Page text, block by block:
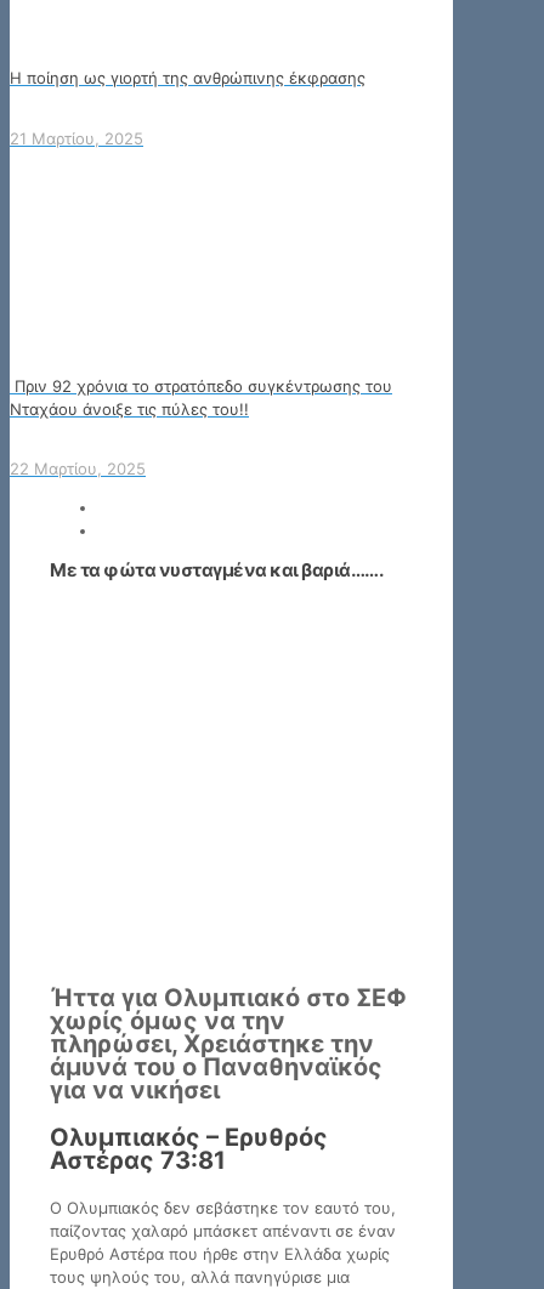
Η ποίηση ως γιορτή της ανθρώπινης έκφρασης
21 Μαρτίου, 2025
Πριν 92 χρόνια το στρατόπεδο συγκέντρωσης του
Νταχάου άνοιξε τις πύλες του!!
22 Μαρτίου, 2025
Με τα φώτα νυσταγμένα και βαριά…….
Ήττα για Ολυμπιακό στο ΣΕΦ
χωρίς όμως να την
πληρώσει, Χρειάστηκε την
άμυνά του ο Παναθηναϊκός
για να νικήσει
Ολυμπιακός – Ερυθρός
Αστέρας 73:81
Ο Ολυμπιακός δεν σεβάστηκε τον εαυτό του,
παίζοντας χαλαρό μπάσκετ απέναντι σε έναν
Ερυθρό Αστέρα που ήρθε στην Ελλάδα χωρίς
τους ψηλούς του, αλλά πανηγύρισε μια